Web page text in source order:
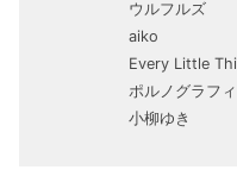
ウルフルズ
aiko
Every Little
ポルノグラフ
小柳ゆき